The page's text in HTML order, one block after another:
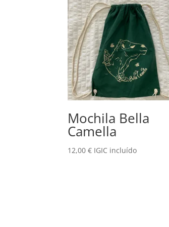
Mochila Bella
Camella
12,00€ IGIC incluído